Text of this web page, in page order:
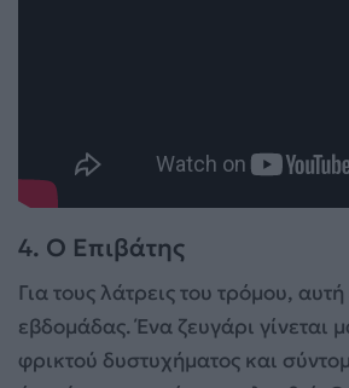
4. Ο Επιβάτης
Για τους λάτρεις του τρόμου, αυτή
εβδομάδας. Ένα ζευγάρι γίνεται
φρικτού δυστυχήματος και